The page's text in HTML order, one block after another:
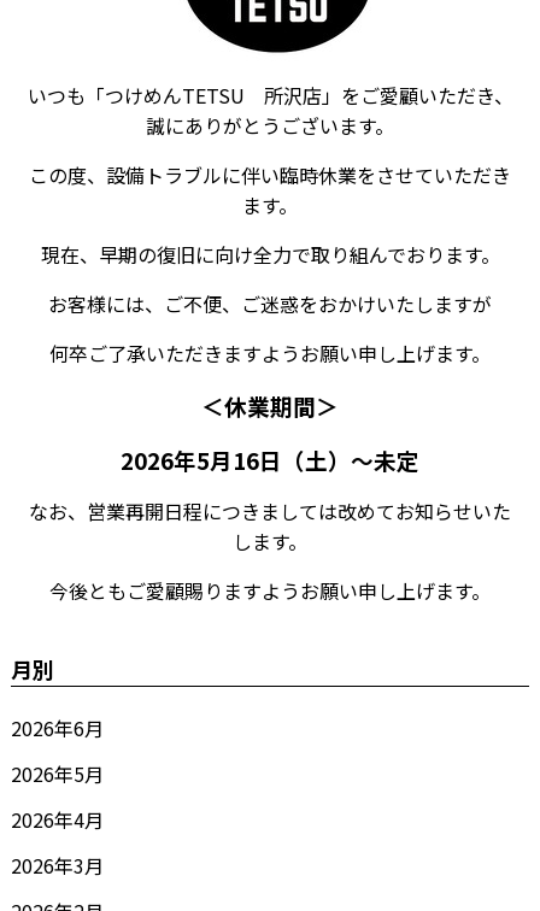
いつも「つけめんTETSU 所沢店」をご愛顧いただき、
誠にありがとうございます。
この度、設備トラブルに伴い臨時休業をさせていただき
ます。
現在、早期の復旧に向け全力で取り組んでおります。
お客様には、ご不便、ご迷惑をおかけいたしますが
何卒ご了承いただきますようお願い申し上げます。
＜休業期間＞
2026年5月16日（土）～未定
なお、営業再開日程につきましては改めてお知らせいた
します。
今後ともご愛顧賜りますようお願い申し上げます。
月別
2026年6月
2026年5月
2026年4月
2026年3月